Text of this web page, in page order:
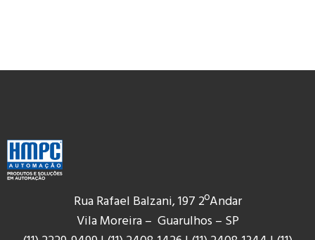
Rua Rafael Balzani, 197 2ºAndar
Vila Moreira – Guarulhos – SP